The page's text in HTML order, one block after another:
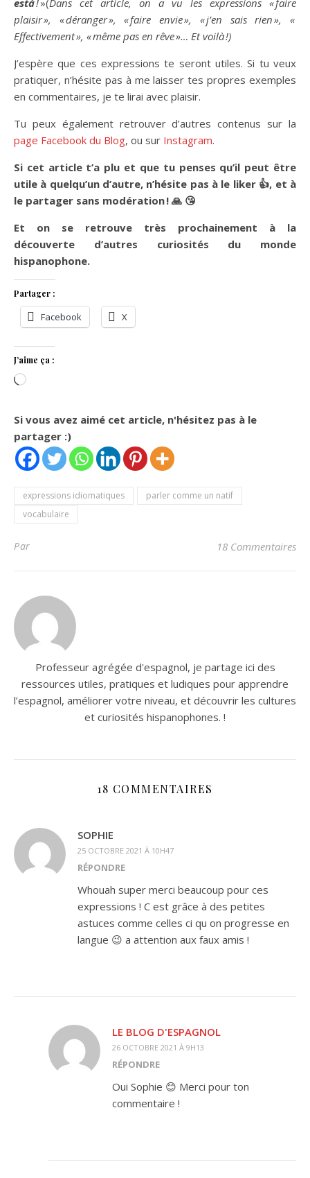
plaisir », « déranger », « faire envie », « j’en sais rien », «
Effectivement », « même pas en rêve »… Et voilà !)
J’espère que ces expressions te seront utiles. Si tu veux
pratiquer, n’hésite pas à me laisser tes propres exemples
en commentaires, je te lirai avec plaisir.
Tu peux également retrouver d’autres contenus sur la
page Facebook du Blog, ou sur Instagram.
Si cet article t’a plu et que tu penses qu’il peut être
utile à quelqu’un d’autre, n’hésite pas à le liker 👍, et à
le partager sans modération ! 🙏 😘
Et on se retrouve très prochainement à la
découverte d’autres curiosités du monde
hispanophone.
Partager :
Facebook X
J’aime ça :
Chargement…
Si vous avez aimé cet article, n'hésitez pas à le
partager :)
expressions idiomatiques
parler comme un natif
vocabulaire
Par 18 Commentaires
Professeur agrégée d'espagnol, je partage ici des
ressources utiles, pratiques et ludiques pour apprendre
l’espagnol, améliorer votre niveau, et découvrir les cultures
et curiosités hispanophones. !
18 COMMENTAIRES
SOPHIE
25 OCTOBRE 2021 À 10H47
RÉPONDRE
Whouah super merci beaucoup pour ces
expressions ! C est grâce à des petites
astuces comme celles ci qu on progresse en
langue 😉 a attention aux faux amis !
LE BLOG D'ESPAGNOL
26 OCTOBRE 2021 À 9H13
RÉPONDRE
Oui Sophie 😊 Merci pour ton
commentaire !